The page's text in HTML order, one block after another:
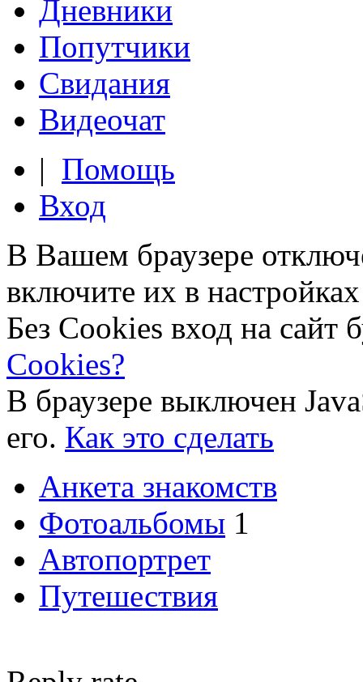
Дневники
Попутчики
Свидания
Видеочат
| Помощь
Вход
В Вашем браузере
включите их в
Без Cookies вход на сайт
Cookies?
В браузере выключен
его. Как это сделать
Анкета знакомств
Фотоальбомы 1
Автопортрет
Путешествия